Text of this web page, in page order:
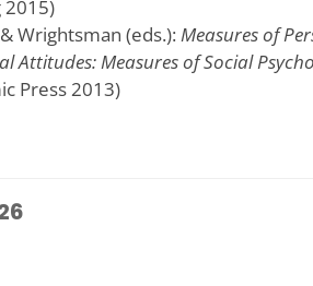
2015)
Wrightsman (eds.): Measures of
Attitudes: Measures of Social
Press 2013)